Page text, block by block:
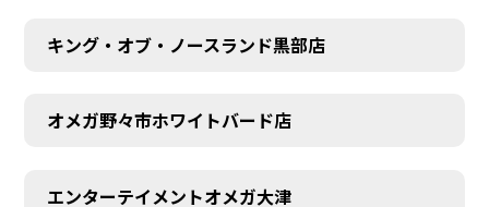
キング・オブ・ノースランド黒部店
オメガ野々市ホワイトバード店
エンターテイメントオメガ大津